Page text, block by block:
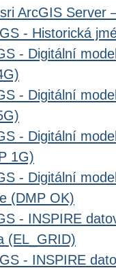
ArcGIS Server
- Historická
- Digitální
- Digitální
- Digitální
1G)
- Digitální
(DMP OK)
- INSPIRE
(EL_GRID)
- INSPIRE